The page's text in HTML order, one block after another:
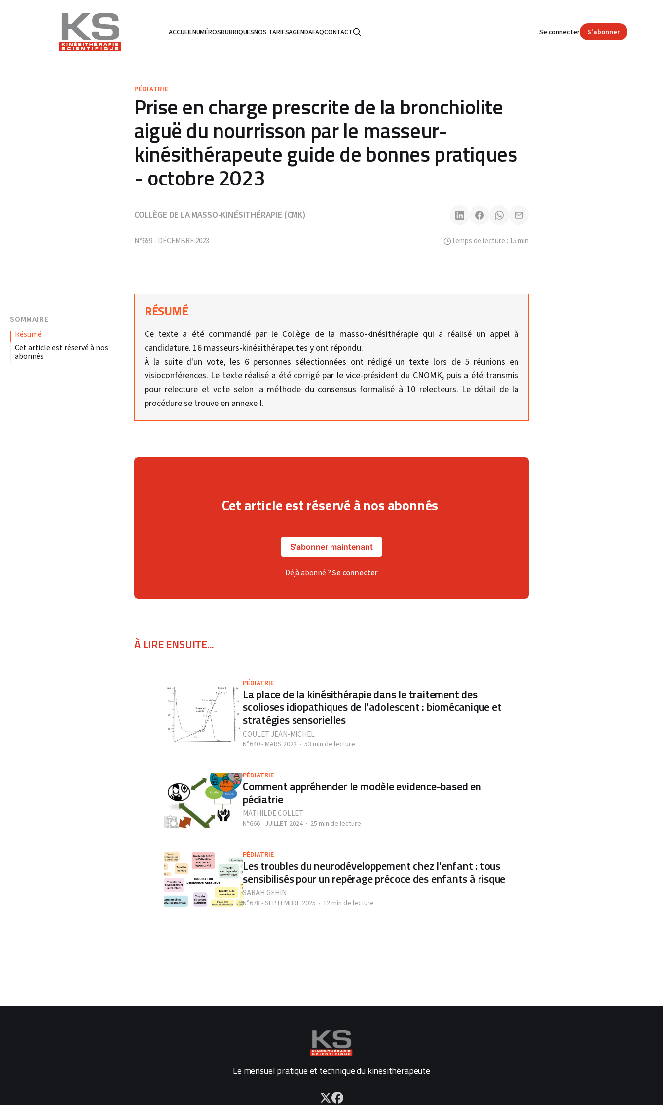
ACCUEILNUMÉROSRUBRIQUESNOS TARIFSAGENDAFAQCONTACT Se connecter S'abonner
PÉDIATRIE
Prise en charge prescrite de la bronchiolite
aiguë du nourrisson par le masseur-
kinésithérapeute guide de bonnes pratiques
- octobre 2023
COLLÈGE DE LA MASSO-KINÉSITHÉRAPIE (CMK)
N°659 - DÉCEMBRE 2023 Temps de lecture : 15 min
SOMMAIRE
résumé
Cet article est réservé à nos
abonnés
RÉSUMÉ
Ce texte a été commandé par le Collège de la masso-kinésithérapie qui a réalisé un appel à
candidature. 16 masseurs-kinésithérapeutes y ont répondu.
À la suite d'un vote, les 6 personnes sélectionnées ont rédigé un texte lors de 5 réunions en
visioconférences. Le texte réalisé a été corrigé par le vice-président du CNOMK, puis a été transmis
pour relecture et vote selon la méthode du consensus formalisé à 10 relecteurs. Le détail de la
procédure se trouve en annexe I.
Cet article est réservé à nos abonnés
S'abonner maintenant
Déjà abonné ?Se connecter
À LIRE ENSUITE...
PÉDIATRIE
La place de la kinésithérapie dans le traitement des
scolioses idiopathiques de l'adolescent : biomécanique et
stratégies sensorielles
COULET JEAN-MICHEL
N°640 - MARS 2022 53 min de lecture
PÉDIATRIE
Comment appréhender le modèle evidence-based en
pédiatrie
MATHILDE COLLET
N°666 - JUILLET 2024 25 min de lecture
PÉDIATRIE
Les troubles du neurodéveloppement chez l'enfant : tous
sensibilisés pour un repérage précoce des enfants à risque
SARAH GEHIN
N°678 - SEPTEMBRE 2025 12 min de lecture
Le mensuel pratique et technique du kinésithérapeute